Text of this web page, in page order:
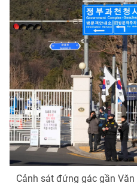
VTV Money
VTV Sức khoẻ
Thị trường 24h
VTV4
VTV9
Cảnh sát đứng gác gần